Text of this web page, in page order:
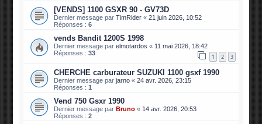
[VENDS] 1100 GSXR 90 - GV73D
Dernier message parTimRider «21 juin 2026, 10:52
Réponses :6
vends Bandit 1200S 1998
Dernier message parelmotardos « 11 mai 2026, 18:42
Réponses :33 1 2 3
CHERCHE carburateur SUZUKI 1100 gsxf 1990
Dernier message parjarno «24 avr. 2026, 23:15
Réponses :1
Vend 750 Gsxr 1990
Dernier message parBruno « 14 avr. 2026, 20:53
Réponses :2